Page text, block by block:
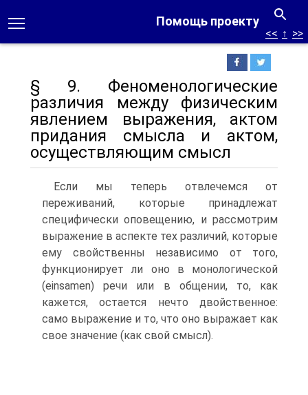
Помощь проекту
<< ↑ >>
§ 9. Феноменологические
различия между физическим
явлением выражения, актом
придания смысла и актом,
осуществляющим смысл
Если мы теперь отвлечемся от
переживаний, которые принадлежат
специфически оповещению, и рассмотрим
выражение в аспекте тех различий, которые
ему свойственны независимо от того,
функционирует ли оно в монологической
(einsamen) речи или в общении, то, как
кажется, остается нечто двойственное:
само выражение и то, что оно выражает как
свое значение (как свой смысл).